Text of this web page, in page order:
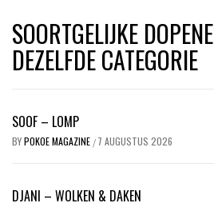
SOORTGELIJKE
DEZELFDE CATEGORIE
SOOF – LOMP
BYPOKOE MAGAZINE / 7 AUGUSTUS 2026
DJANI – WOLKEN & DAKEN